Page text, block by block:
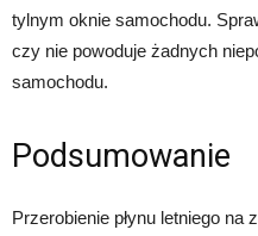
tylnym oknie samochodu.
czy nie powoduje żadnych
samochodu.
Podsumowanie
Przerobienie płynu letniego